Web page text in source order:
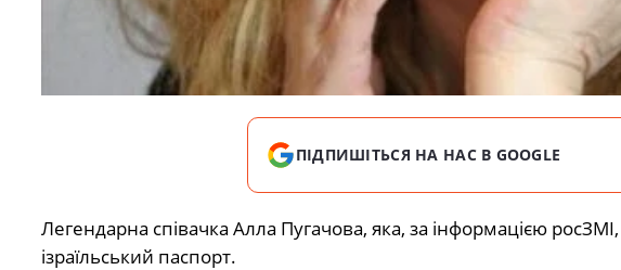
ПІДПИШІТЬСЯ НА НАС В GOOGLE
Легендарна співачка Алла Пугачова, яка, за інформацією
ізраїльський паспорт.